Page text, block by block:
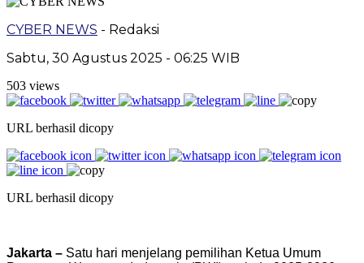
CYBER NEWS - Redaksi
Sabtu, 30 Agustus 2025 - 06:25 WIB
503 views
URL berhasil dicopy
URL berhasil dicopy
Jakarta – Satu hari menjelang pemilihan Ketua Umum